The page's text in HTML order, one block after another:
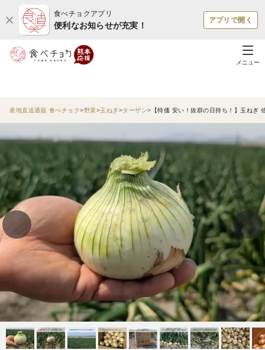
食べチョクアプリ
便利なお知らせが充実！
アプリで開く
メニュー
産地直送通販 食べチョク 野菜 玉ねぎ ターザン 【特価 安い！抜群の日持ち！】玉ねぎ